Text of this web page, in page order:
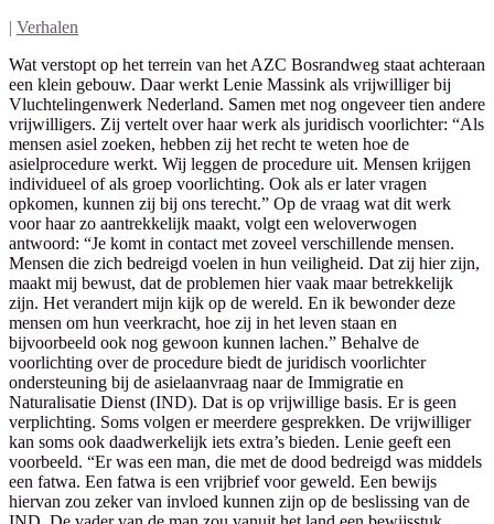
| Verhalen
Wat verstopt op het terrein van het AZC Bosrandweg staat achteraan
een klein gebouw. Daar werkt Lenie Massink als vrijwilliger bij
Vluchtelingenwerk Nederland. Samen met nog ongeveer tien andere
vrijwilligers. Zij vertelt over haar werk als juridisch voorlichter: “Als
mensen asiel zoeken, hebben zij het recht te weten hoe de
asielprocedure werkt. Wij leggen de procedure uit. Mensen krijgen
individueel of als groep voorlichting. Ook als er later vragen
opkomen, kunnen zij bij ons terecht.” Op de vraag wat dit werk
voor haar zo aantrekkelijk maakt, volgt een weloverwogen
antwoord: “Je komt in contact met zoveel verschillende mensen.
Mensen die zich bedreigd voelen in hun veiligheid. Dat zij hier zijn,
maakt mij bewust, dat de problemen hier vaak maar betrekkelijk
zijn. Het verandert mijn kijk op de wereld. En ik bewonder deze
mensen om hun veerkracht, hoe zij in het leven staan en
bijvoorbeeld ook nog gewoon kunnen lachen.” Behalve de
voorlichting over de procedure biedt de juridisch voorlichter
ondersteuning bij de asielaanvraag naar de Immigratie en
Naturalisatie Dienst (IND). Dat is op vrijwillige basis. Er is geen
verplichting. Soms volgen er meerdere gesprekken. De vrijwilliger
kan soms ook daadwerkelijk iets extra’s bieden. Lenie geeft een
voorbeeld. “Er was een man, die met de dood bedreigd was middels
een fatwa. Een fatwa is een vrijbrief voor geweld. Een bewijs
hiervan zou zeker van invloed kunnen zijn op de beslissing van de